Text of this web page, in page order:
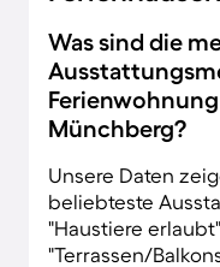
Was sind die
Münchberg?
Unsere Daten
beliebteste
"Haustiere
"Terrassen/